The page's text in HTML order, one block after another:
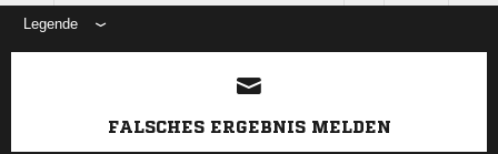
Legende
ANZEIGE
FALSCHES ERGEBNIS MELDEN